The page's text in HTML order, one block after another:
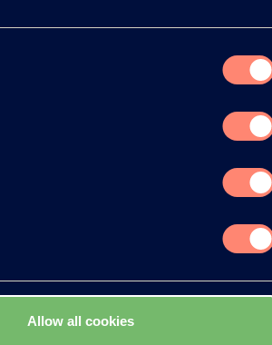
Allow all cookies